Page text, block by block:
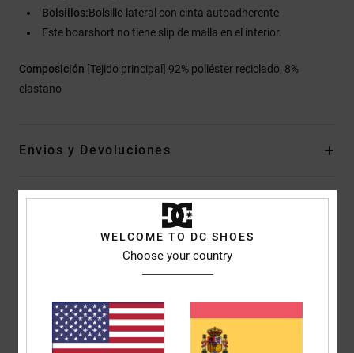
Bolsillos:Bolsillo lateral con cinta autoadherente
Este boarshort no tiene slip de malla en el interior.
Composición [Tejido principal] 92% poliéster reciclado, 8%
elastano
Envios y Devoluciones
Reseñas de los clientes
Puntuación media
5.0/5
WELCOME TO DC SHOES
Choose your country